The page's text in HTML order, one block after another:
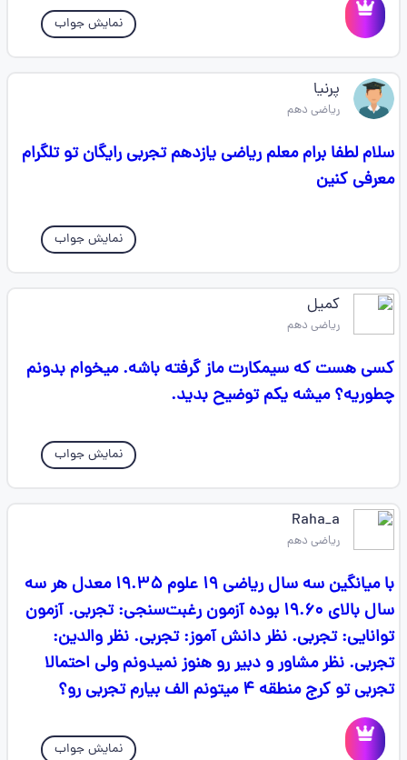
نمایش جواب
پرنیا
ریاضی دهم
سلام لطفا برام معلم ریاضی یازدهم تجربی رایگان تو تلگرام
معرفی کنین
نمایش جواب
کمیل
ریاضی دهم
کسی هست که سیمکارت ماز گرفته باشه. میخوام بدونم
چطوریه؟ میشه یکم توضیح بدید.
نمایش جواب
Raha_a
ریاضی دهم
با میانگین سه سال ریاضی ۱۹ علوم ۱۹.۳۵ معدل هر سه
سال بالای ۱۹.۶۰ بوده آزمون رغبت‌سنجی: تجربی. آزمون
توانایی: تجربی. نظر دانش آموز: تجربی. نظر والدین:
تجربی. نظر مشاور و دبیر رو هنوز نمیدونم ولی احتمالا
تجربی تو کرج منطقه ۴ میتونم الف بیارم تجربی رو؟
نمایش جواب